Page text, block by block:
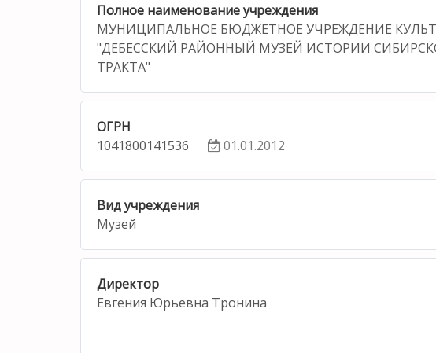
Полное наименование учреждения
МУНИЦИПАЛЬНОЕ БЮДЖЕТНОЕ УЧРЕЖДЕНИЕ
"ДЕБЕССКИЙ РАЙОННЫЙ МУЗЕЙ ИСТОРИИ
ТРАКТА"
ОГРН
1041800141536
01.01.2012
Вид учреждения
Музей
Директор
Евгения Юрьевна Тронина